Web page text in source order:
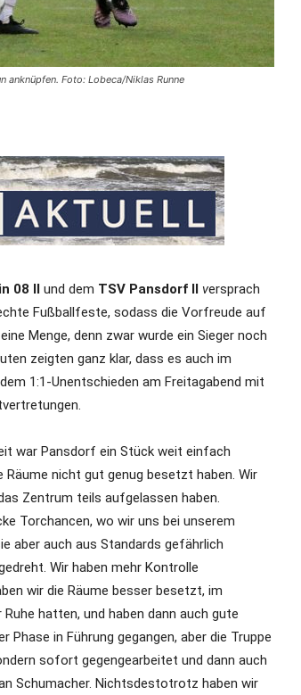
anknüpfen. Foto: Lobeca/Niklas Runne
08 II und dem TSV Pansdorf II versprach
Fußballfeste, sodass die Vorfreude auf
Menge, denn zwar wurde ein Sieger noch
zeigten ganz klar, dass es auch im
1:1-Unentschieden am Freitagabend mit
war Pansdorf ein Stück weit einfach
Räume nicht gut genug besetzt haben. Wir
Zentrum teils aufgelassen haben.
Torchancen, wo wir uns bei unserem
aber auch aus Standards gefährlich
Wir haben mehr Kontrolle
wir die Räume besser besetzt, im
hatten, und haben dann auch gute
in Führung gegangen, aber die Truppe
sofort gegengearbeitet und dann auch
Schumacher. Nichtsdestotrotz haben wir